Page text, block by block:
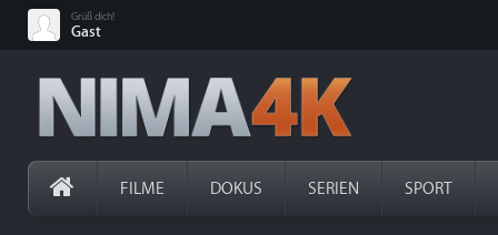
Grüß dich!
Gast
FILME DOKUS SERIEN SPORT